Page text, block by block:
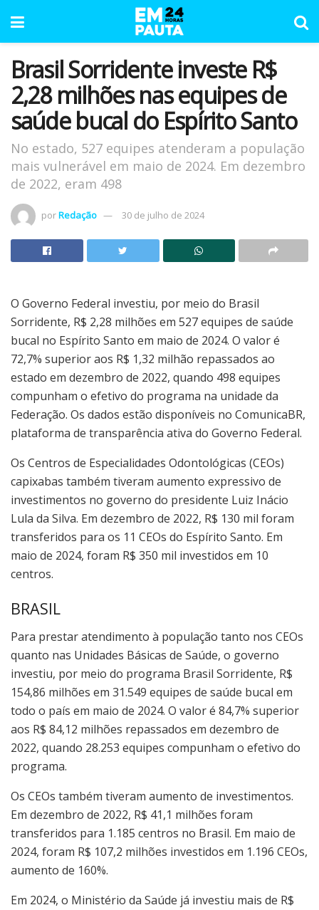
Brasil Sorridente investe R$
2,28 milhões nas equipes de
saúde bucal do Espírito Santo
No estado, 527 equipes atenderam a população
mais vulnerável em maio de 2024. Em dezembro
de 2022, eram 498
porRedação 30 de julho de 2024
O Governo Federal investiu, por meio do Brasil
Sorridente, R$ 2,28 milhões em 527 equipes de saúde
bucal no Espírito Santo em maio de 2024. O valor é
72,7% superior aos R$ 1,32 milhão repassados ao
estado em dezembro de 2022, quando 498 equipes
compunham o efetivo do programa na unidade da
Federação. Os dados estão disponíveis no ComunicaBR,
plataforma de transparência ativa do Governo Federal.
Os Centros de Especialidades Odontológicas (CEOs)
capixabas também tiveram aumento expressivo de
investimentos no governo do presidente Luiz Inácio
Lula da Silva. Em dezembro de 2022, R$ 130 mil foram
transferidos para os 11 CEOs do Espírito Santo. Em
maio de 2024, foram R$ 350 mil investidos em 10
centros.
BRASIL
Para prestar atendimento à população tanto nos CEOs
quanto nas Unidades Básicas de Saúde, o governo
investiu, por meio do programa Brasil Sorridente, R$
154,86 milhões em 31.549 equipes de saúde bucal em
todo o país em maio de 2024. O valor é 84,7% superior
aos R$ 84,12 milhões repassados em dezembro de
2022, quando 28.253 equipes compunham o efetivo do
programa.
Os CEOs também tiveram aumento de investimentos.
Em dezembro de 2022, R$ 41,1 milhões foram
transferidos para 1.185 centros no Brasil. Em maio de
2024, foram R$ 107,2 milhões investidos em 1.196 CEOs,
aumento de 160%.
Em 2024, o Ministério da Saúde já investiu mais de R$